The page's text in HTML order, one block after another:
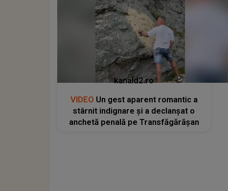
kanald2.ro
VIDEO Un gest aparent romantic a
stârnit indignare și a declanșat o
anchetă penală pe Transfăgărășan